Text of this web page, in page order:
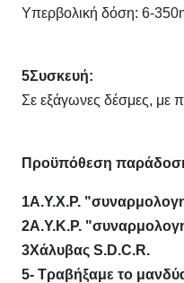
Υπερβολική δόση: 6-
5Συσκευή:
Σε εξάγωνες δέσμες, με
Προϋπόθεση
1Α.Υ.Χ.Ρ.
2Α.Υ.Κ.Ρ.
3Χάλυβας S.D.C.R.
5- Τραβήξαμε το